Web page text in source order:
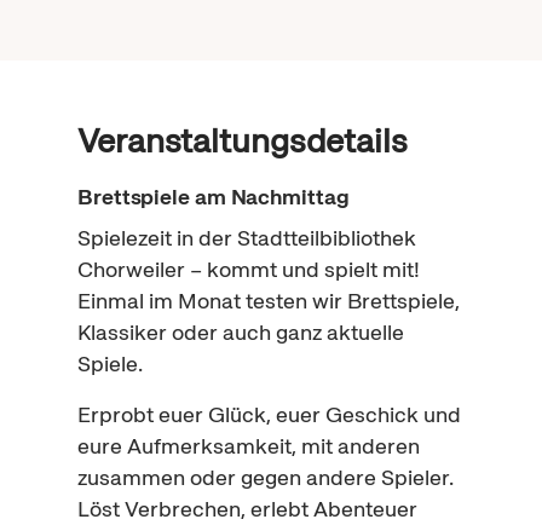
Veranstaltungsdetails
Brettspiele am Nachmittag
Spielezeit in der Stadtteilbibliothek
Chorweiler – kommt und spielt mit!
Einmal im Monat testen wir Brettspiele,
Klassiker oder auch ganz aktuelle
Spiele.
Erprobt euer Glück, euer Geschick und
eure Aufmerksamkeit, mit anderen
zusammen oder gegen andere Spieler.
Löst Verbrechen, erlebt Abenteuer